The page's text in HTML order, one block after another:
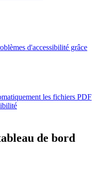
d'accessibilité grâce
les fichiers PDF
de bord